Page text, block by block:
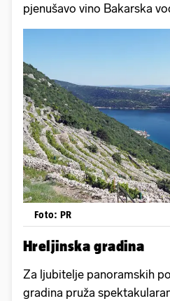
pjenušavo vino Bakarska
Foto: PR
Hreljinska gradina
Za ljubitelje panoramskih
gradina pruža